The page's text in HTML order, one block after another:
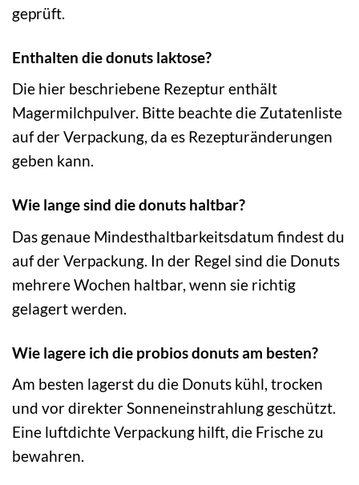
geprüft.
Enthalten die donuts laktose?
Die hier beschriebene Rezeptur enthält
Magermilchpulver. Bitte beachte die Zutatenliste
auf der Verpackung, da es Rezepturänderungen
geben kann.
Wie lange sind die donuts haltbar?
Das genaue Mindesthaltbarkeitsdatum findest du
auf der Verpackung. In der Regel sind die Donuts
mehrere Wochen haltbar, wenn sie richtig
gelagert werden.
Wie lagere ich die probios donuts am besten?
Am besten lagerst du die Donuts kühl, trocken
und vor direkter Sonneneinstrahlung geschützt.
Eine luftdichte Verpackung hilft, die Frische zu
bewahren.